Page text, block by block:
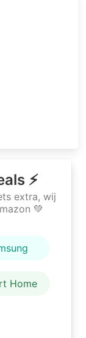
⚡
extra, wij
💚
Home